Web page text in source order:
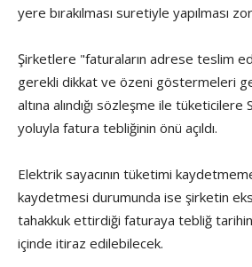
yere bırakılması suretiyle yapılması
Şirketlere "faturaların adrese teslim
gerekli dikkat ve özeni göstermeleri
altına alındığı sözleşme ile
yoluyla fatura tebliğinin önü açıldı.
Elektrik sayacının tüketimi
kaydetmesi durumunda ise şirketin
tahakkuk ettirdiği faturaya tebliğ
içinde itiraz edilebilecek.